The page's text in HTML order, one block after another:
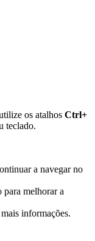
os atalhos Ctrl+
teclado.
a navegar no
para melhorar a
informações.